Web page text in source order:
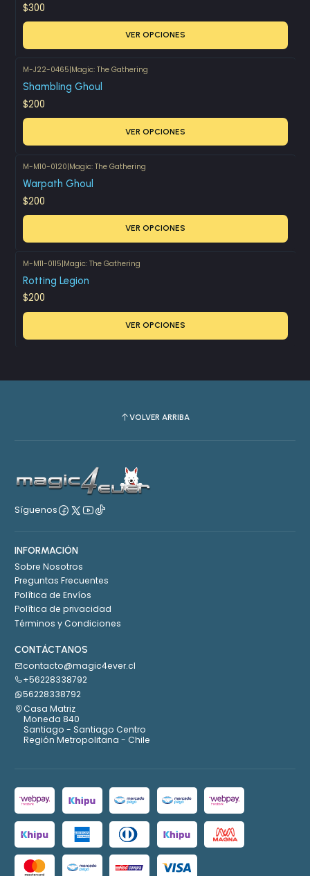
$300
VER OPCIONES
M-J22-0465|Magic: The Gathering
Shambling Ghoul
$200
VER OPCIONES
M-M10-0120|Magic: The Gathering
Warpath Ghoul
$200
VER OPCIONES
M-M11-0115|Magic: The Gathering
Rotting Legion
$200
VER OPCIONES
VOLVER ARRIBA
Síguenos
INFORMACIÓN
Sobre Nosotros
Preguntas Frecuentes
Política de Envíos
Política de privacidad
Términos y Condiciones
CONTÁCTANOS
contacto@magic4ever.cl
+56228338792
56228338792
Casa Matriz
Moneda 840
Santiago - Santiago Centro
Región Metropolitana - Chile